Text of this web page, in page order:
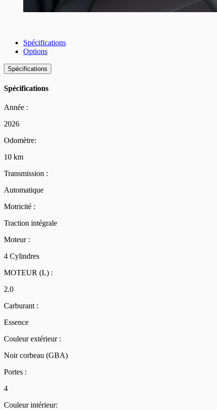
Spécifications
Options
Spécifications
Spécifications
Année :
2026
Odomètre:
10 km
Transmission :
Automatique
Motricité :
Traction intégrale
Moteur :
4 Cylindres
MOTEUR (L) :
2.0
Carburant :
Essence
Couleur extérieur :
Noir corbeau (GBA)
Portes :
4
Couleur intérieur: